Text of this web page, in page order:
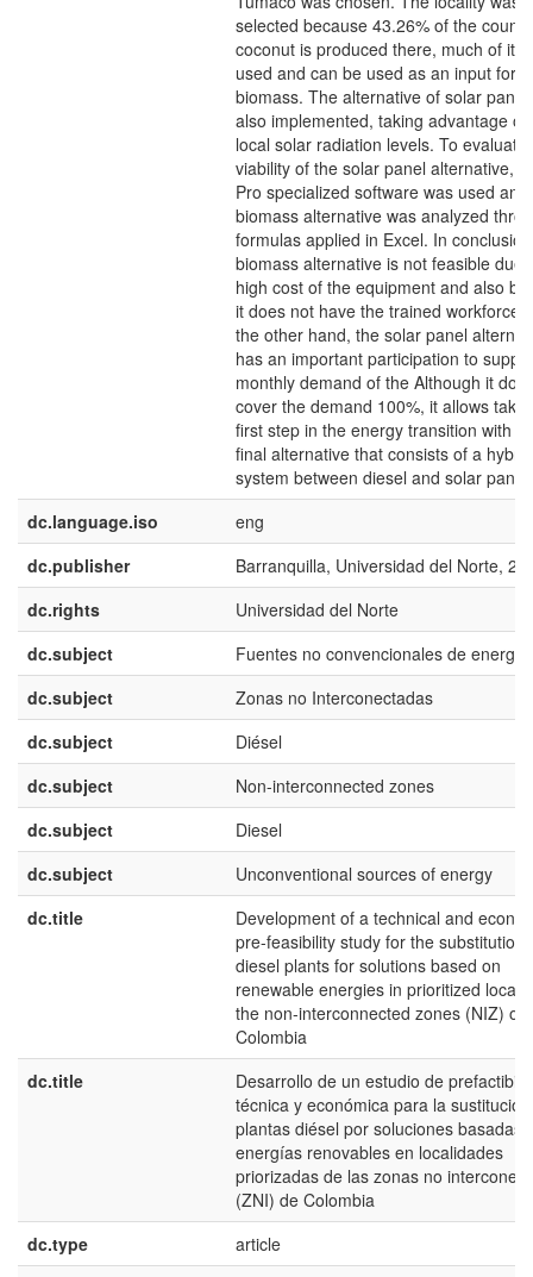
selected because 43.26% of the
coconut is produced there, much of it
used and can be used as an input for
biomass. The alternative of solar
also implemented, taking advantage of
local solar radiation levels. To evaluate
viability of the solar panel alternative,
Pro specialized software was used and
biomass alternative was analyzed
formulas applied in Excel. In
biomass alternative is not feasible due
high cost of the equipment and also
it does not have the trained workforce,
the other hand, the solar panel
has an important participation to
monthly demand of the Although it
cover the demand 100%, it allows
first step in the energy transition with
final alternative that consists of a hybrid
system between diesel and solar
dc.language.iso
eng
dc.publisher
Barranquilla, Universidad del Norte,
dc.rights
Universidad del Norte
dc.subject
Fuentes no convencionales de energía
dc.subject
Zonas no Interconectadas
dc.subject
Diésel
dc.subject
Non-interconnected zones
dc.subject
Diesel
dc.subject
Unconventional sources of energy
dc.title
Development of a technical and
pre-feasibility study for the substitution
diesel plants for solutions based on
renewable energies in prioritized
the non-interconnected zones (NIZ) of
Colombia
dc.title
Desarrollo de un estudio de
técnica y económica para la
plantas diésel por soluciones basadas
energías renovables en localidades
priorizadas de las zonas no
(ZNI) de Colombia
dc.type
article